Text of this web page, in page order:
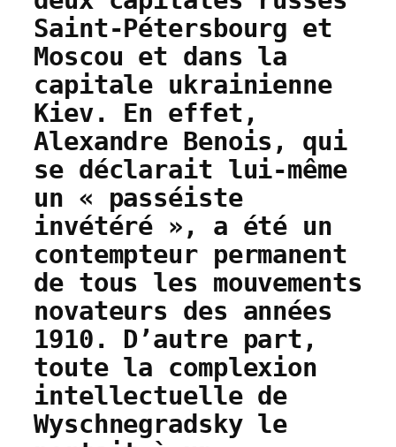
Saint-Pétersbourg et
Moscou et dans la
capitale ukrainienne
Kiev. En effet,
Alexandre Benois, qui
se déclarait lui-même
un « passéiste
invétéré », a été un
contempteur permanent
de tous les mouvements
novateurs des années
1910. D’autre part,
toute la complexion
intellectuelle de
Wyschnegradsky le